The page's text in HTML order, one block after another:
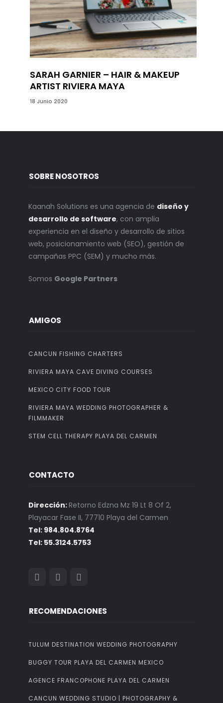
SARAH GARNIER – HAIR & MAKEUP
ARTIST RIVIERA MAYA
18 Junio 2020
SOBRE NOSOTROS
Kaanah Solutions es una agencia de diseño y
desarrollo de software, con amplia
experiencia en el diseño y desarrollo de sitios
web, posicionamiento web (SEO), gestión de
campañas PPC (SEM) y mucho más.
Somos Google Partners
AMIGOS
CANCUN FISHING CHARTERS
RIVIERA MAYA CAVE DIVING COURSES
MEXICO CITY FOOD TOUR
RIVIERA MAYA WEDDING PHOTOGRAPHER &
FILMMAKER
STEM CELL THERAPY PLAYA DEL CARMEN
CONTACTO
Dirección:Retorno Edzna Mz 19 Lt 8 Of 2,
Playacar Fase II, 77710 Playa del Carmen
Tel: 984.804.8764
Tel: 55.3124.5753
RECOMENDACIONES
TULUM DESTINATION WEDDING PHOTOGRAPHY
BUGGY TOUR PLAYA DEL CARMEN MEXICO
AGENCE FRANCOPHONE PLAYA DEL CARMEN
CANCUN WEDDING STUDIO | PHOTOGRAPHY &